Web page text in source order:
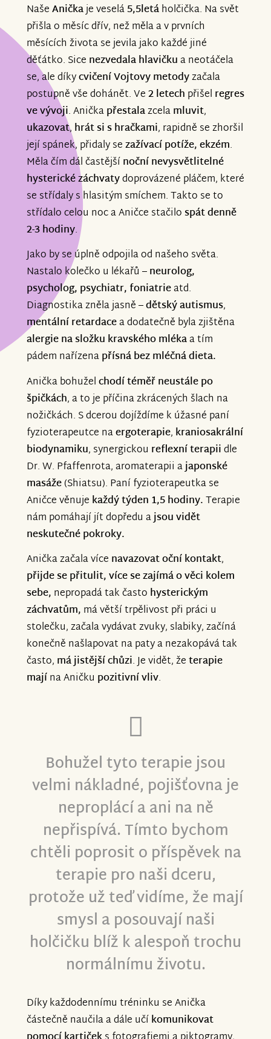
NašeAničkaje veselá5,5letáholčička. Na svět
přišla o měsíc dřív, než měla a v prvních
měsících života se jevila jako každé jiné
děťátko. Sice nezvedala hlavičkua neotáčela
se, ale díkycvičení Vojtovy metodyzačala
postupně vše dohánět. Ve2 letech přišel regres
ve vývoji. Aničkapřestalazcelamluvit,
ukazovat, hrát si s hračkami, rapidně se zhoršil
její spánek, přidaly sezažívací potíže, ekzém.
Měla čím dál častějšínoční nevysvětlitelné
hysterické záchvatydoprovázené pláčem, které
se střídaly s hlasitým smíchem. Takto se to
střídalo celou noc a Aničce stačilospát denně
2-3 hodiny.
Jako by se úplně odpojila od našeho světa.
Nastalo kolečko u lékařů –neurolog,
psycholog, psychiatr, foniatrieatd.
Diagnostika zněla jasně –dětský autismus,
mentální retardacea dodatečně byla zjištěna
alergie na složku kravského mlékaa tím
pádem nařízenapřísná bez mléčná dieta.
Anička bohuželchodí téměř neustále po
špičkách, a to je příčina zkrácených šlach na
nožičkách. S dcerou dojíždíme k úžasné paní
fyzioterapeutce naergoterapie, kraniosakrální
biodynamiku, synergickou reflexní terapiidle
Dr. W. Pfaffenrota, aromaterapii ajaponské
masáže(Shiatsu). Paní fyzioterapeutka se
Aničce věnuje každý týden 1,5 hodiny.Terapie
nám pomáhají jít dopředu ajsou vidět
neskutečné pokroky.
Anička začala více navazovat oční kontakt,
přijde se přitulit, více se zajímá o věci kolem
sebe, nepropadá tak často hysterickým
záchvatům, má větší trpělivost při práci u
stolečku, začala vydávat zvuky, slabiky, začíná
konečně našlapovat na paty a nezakopává tak
často, má jistější chůzi. Je vidět, žeterapie
majína Aničku pozitivní vliv.
Bohužel tyto terapie jsou
velmi nákladné, pojišťovna je
neproplácí a ani na ně
nepřispívá. Tímto bychom
chtěli poprosit o příspěvek na
terapie pro naši dceru,
protože už teď vidíme, že mají
smysl a posouvají naši
holčičku blíž k alespoň trochu
normálnímu životu.
Díky každodennímu tréninku se Anička
částečně naučila a dále učíkomunikovat